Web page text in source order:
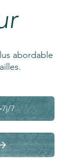
abordable
7j/7